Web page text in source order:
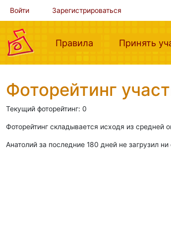
Войти Зарегистрироваться
Правила (current)Принять
Фоторейтинг
Текущий фоторейтинг: 0
Фоторейтинг складывается исходя из средней
Анатолий за последние 180 дней не загрузил